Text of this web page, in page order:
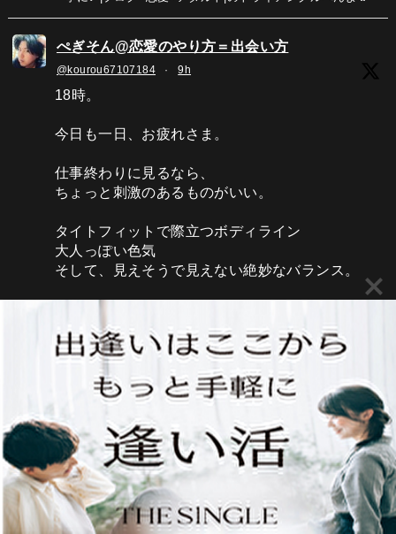
ぺぎそん@恋愛のやり方＝出会い方
@kourou67107184 · 9h
18時。
今日も一日、お疲れさま。
仕事終わりに見るなら、
ちょっと刺激のあるものがいい。
タイトフィットで際立つボディライン
大人っぽい色気
そして、見えそうで見えない絶妙なバランス。
こういう「想像させる色気」って
なぜか目が離せない。
今夜は少しだけ、
刺激のある記事をどうぞ。
ぺぎそん@恋愛のやり方＝出会い方
@kourou67107184
昼休み。